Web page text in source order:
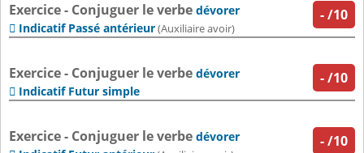
-/10
Exercice - Conjuguer le verbe dévorer
 Indicatif Passé antérieur(Auxiliaire avoir)
-/10
Exercice - Conjuguer le verbe dévorer
 Indicatif Futur simple
-/10
Exercice - Conjuguer le verbe dévorer